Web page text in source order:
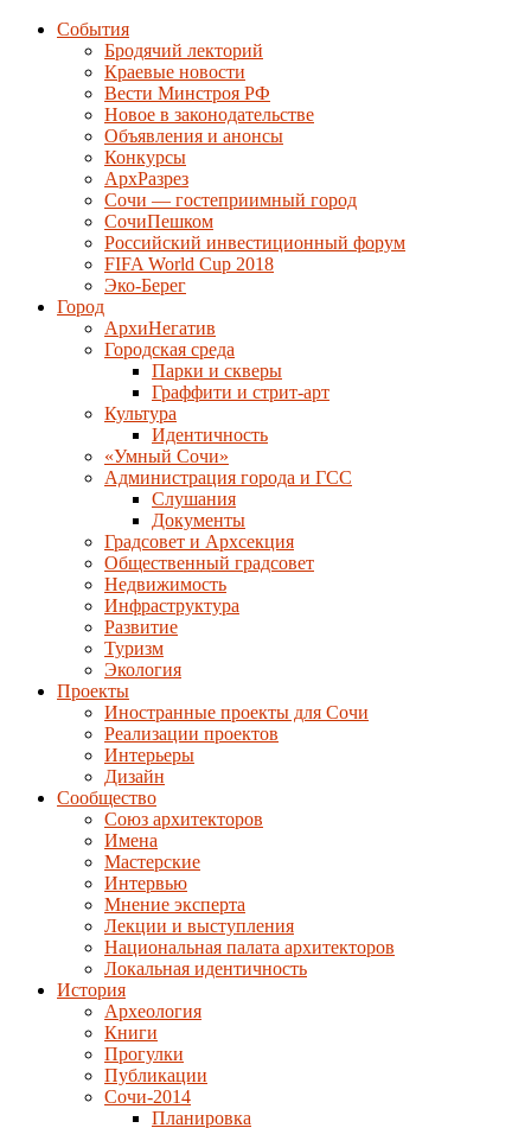
События
Бродячий лекторий
Краевые новости
Вести Минстроя РФ
Новое в законодательстве
Объявления и анонсы
Конкурсы
АрхРазрез
Сочи — гостеприимный город
СочиПешком
Российский инвестиционный форум
FIFA World Cup 2018
Эко-Берег
Город
АрхиНегатив
Городская среда
Парки и скверы
Граффити и стрит-арт
Культура
Идентичность
«Умный Сочи»
Администрация города и ГСС
Слушания
Документы
Градсовет и Архсекция
Общественный градсовет
Недвижимость
Инфраструктура
Развитие
Туризм
Экология
Проекты
Иностранные проекты для Сочи
Реализации проектов
Интерьеры
Дизайн
Сообщество
Союз архитекторов
Имена
Мастерские
Интервью
Мнение эксперта
Лекции и выступления
Национальная палата архитекторов
Локальная идентичность
История
Археология
Книги
Прогулки
Публикации
Сочи-2014
Планировка